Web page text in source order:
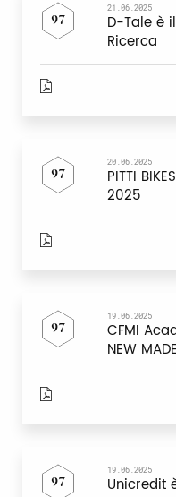
97
21.06.2025
D-Tale è
Ricerca
97
20.06.2025
PITTI
2025
97
19.06.2025
CFMI
NEW
97
19.06.2025
Unicredit